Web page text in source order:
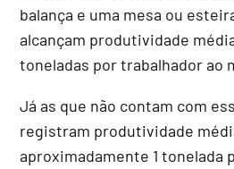
balança e uma mesa ou
alcançam produtividade
toneladas por trabalhador ao
Já as que não contam com
registram produtividade
aproximadamente 1 tonelada